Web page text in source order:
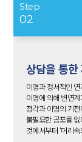
Step
02
상담을 통한
이명과 정서적인
이명에 의해 변연
청각과 이명의 기
불필요한 공포를 없
것에서부터 ‘머리